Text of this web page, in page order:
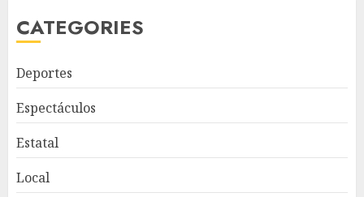
CATEGORIES
Deportes
Espectáculos
Estatal
Local